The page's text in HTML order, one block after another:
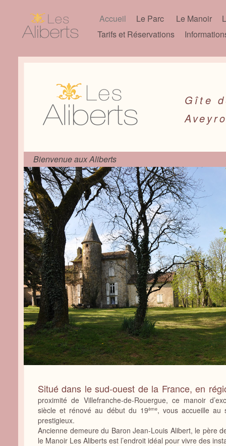
Gîte
Accueil Le Parc Le Manoir
Tarifs et Réservations
Situé dans le sud-ouest de la France, en
proximité de Villefranche-de-Rouergue, ce manoir
siècle et rénové au début du 19ème, vous accueille au
prestigieux.
Ancienne demeure du Baron Jean-Louis Alibert, le père
le Manoir Les Aliberts est l’endroit idéal pour vivre des
Bienvenue aux Aliberts